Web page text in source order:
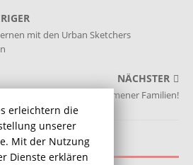
mit den Urban Sketchers
NÄCHSTER
Sie Familienpate für Bergkamener Familien!
erleichtern die
unserer
Mit der Nutzung
Dienste erklären